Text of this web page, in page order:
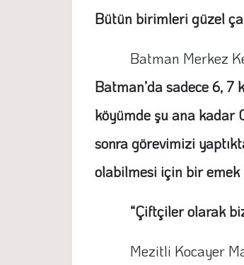
Bütün birimleri güzel
Batman Merkez
Batman’da sadece 6,
köyümde şu ana kadar
sonra görevimizi
olabilmesi için bir
“Çiftçiler olarak
Mezitli Kocayer